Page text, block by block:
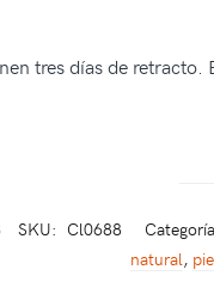
tres días de
SKU: Cl0688
natural,